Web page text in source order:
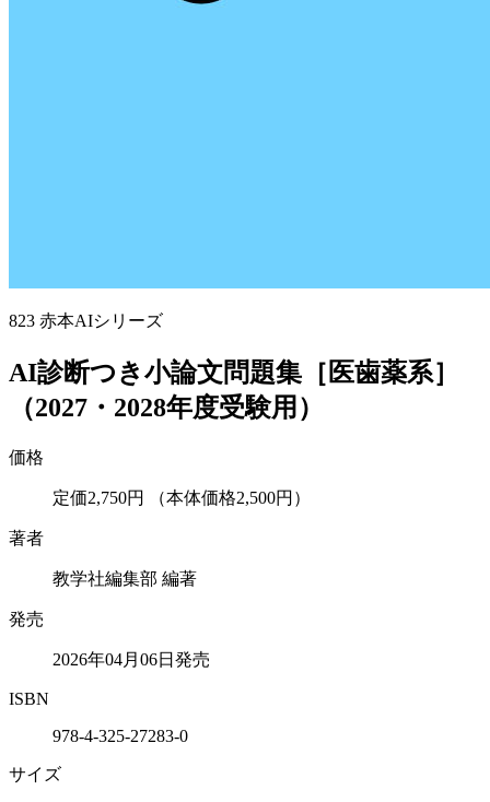
823 赤本AIシリーズ
AI診断つき小論文問題集［医歯薬系］
（2027・2028年度受験用）
価格
定価2,750円 （本体価格2,500円）
著者
教学社編集部 編著
発売
2026年04月06日発売
ISBN
978-4-325-27283-0
サイズ